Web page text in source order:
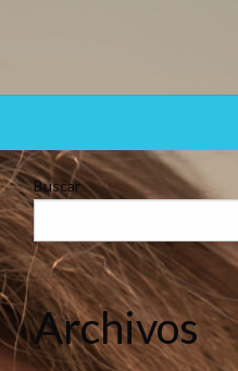
Buscar
Archivos